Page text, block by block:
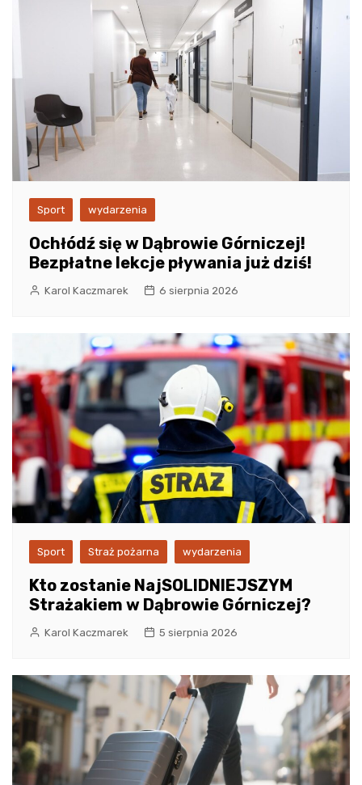
Sport wydarzenia
Ochłódź się w Dąbrowie Górniczej!
Bezpłatne lekcje pływania już dziś!
Karol Kaczmarek 6 sierpnia 2026
Sport Straż pożarna wydarzenia
Kto zostanie NajSOLIDNIEJSZYM
Strażakiem w Dąbrowie Górniczej?
Karol Kaczmarek 5 sierpnia 2026